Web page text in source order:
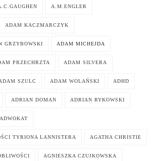
A.M.ENGLER
ADAM KACZMARCZYK
GRZYBOWSKI ADAM MICHEJDA
PRZECHRZTA ADAM SILVERA
SZULC ADAM WOLAŃSKI ADHD
ADRIAN DOMAN ADRIAN RYKOWSKI
ADWOKAT
TYRIONA LANNISTERA AGATHA CHRISTIE
AGNIESZKA CZUJKOWSKA